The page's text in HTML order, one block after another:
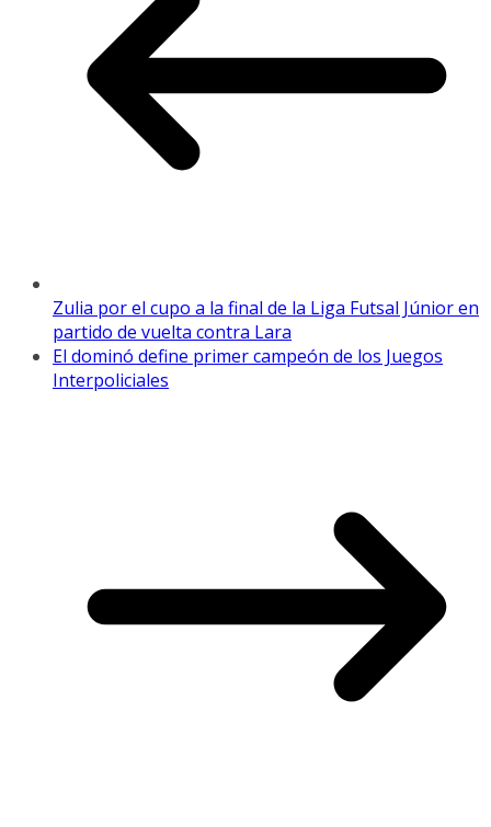
Zulia por el cupo a la final de la Liga Futsal Júnior en
partido de vuelta contra Lara
El dominó define primer campeón de los Juegos
Interpoliciales